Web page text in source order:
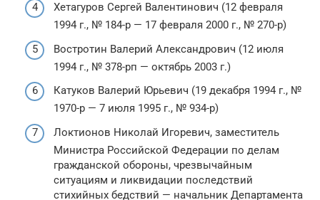
Хетагуров Сергей Валентинович (12 февраля
1994 г., № 184-р — 17 февраля 2000 г., № 270-р)
Востротин Валерий Александрович (12 июля
1994 г., № 378-рп — октябрь 2003 г.)
Катуков Валерий Юрьевич (19 декабря 1994 г., №
1970-р — 7 июля 1995 г., № 934-р)
Локтионов Николай Игоревич, заместитель
Министра Российской Федерации по делам
гражданской обороны, чрезвычайным
ситуациям и ликвидации последствий
стихийных бедствий — начальник Департамента